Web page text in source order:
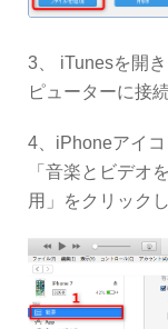
3、 iTunesを開
ピューターに接
4、iPhoneアイ
「音楽とビデオ
用」をクリックし